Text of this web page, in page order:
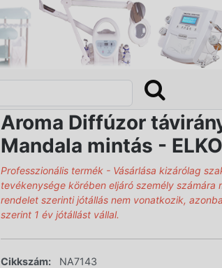
Aroma Diffúzor
Mandala mintás -
Professzionális termék - Vásárlása kizárólag
tevékenysége körében eljáró személy
rendelet szerinti jótállás nem vonatkozik,
szerint 1 év jótállást vállal.
Cikkszám:
NA7143